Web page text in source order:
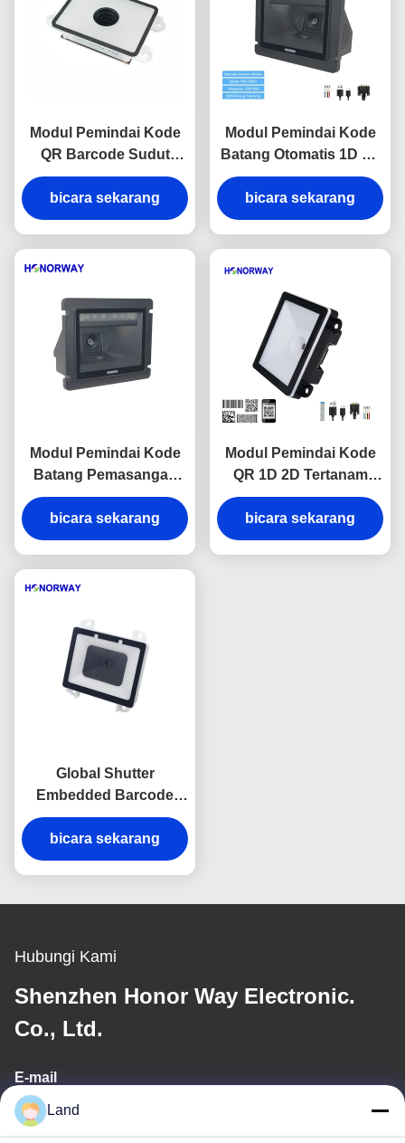
Modul Pemindai Kode
QR Barcode Sudut
Lebar Khusus untuk
Perangkat Tablet dan
Kios
bicara sekarang
Modul Pemindai Kode
Batang Otomatis 1D 2D
Detektif Kelas Industri
untuk Jalur Perakitan
Konveyor
bicara sekarang
Modul Pemindai Kode
Batang Pemasangan
Tetap Definisi Tinggi
untuk Konveyor MES
Tracing
bicara sekarang
Modul Pemindai Kode
QR 1D 2D Tertanam
Pemindaian Otomatis
yang Dapat Diprogram
Untuk Mesin IOT
bicara sekarang
Global Shutter
Embedded Barcode
Scanner Module untuk
Turnstile dan Kontrol
Akses
bicara sekarang
Hubungi Kami
Shenzhen Honor Way Electronic.
Co., Ltd.
E-mail
land@szhw-tech.com
Land